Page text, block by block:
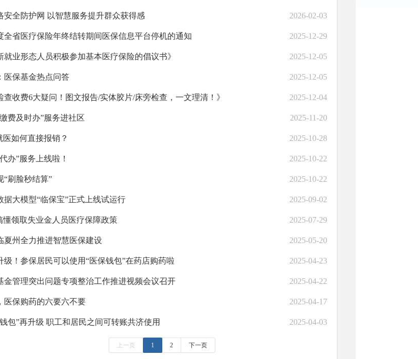
安全防护网 以智慧服务提升群众获得感 2026-02-03
全省医疗保险年终结转期间医保信息平台停机的通知 2025-12-29
就业形态人员积极参加基本医疗保险的倡议书》 2025-12-05
医保基金热点问答 2025-12-05
查收费6大疑问！图文报告/实体胶片/床旁检查，一文理清！》 2025-12-04
费及时办”服务进社区 2025-11-20
医如何直接报销？ 2025-10-28
办”服务上线啦！ 2025-10-22
“刷脸秒结算” 2025-10-22
据大模型“临保宝”正式上线试运行 2025-09-02
懂领取失业金人员医疗保障政策 2025-07-29
夏州全力推进智慧医保建设 2025-05-20
级！参保居民可以使用“医保钱包”在药店购药啦 2025-04-23
金管理突出问题专项整治工作推进视频会议召开 2025-04-22
医保购药的六要六不要 2025-04-17
包”再升级 职工和居民之间可转账共济使用 2025-04-03
上一页 1 2 下一页